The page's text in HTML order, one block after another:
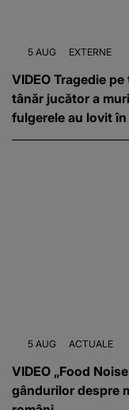
5 AUG EXTERNE
VIDEO Tragedie
tânăr jucător a
fulgerele au lovit
5 AUG ACTUALE
VIDEO „Food
gândurilor despre